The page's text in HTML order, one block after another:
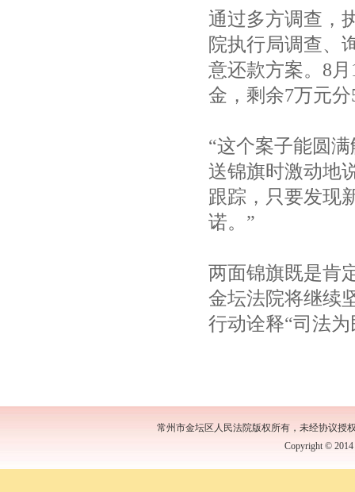
通过多方调查，
院执行局调查、
意还款方案。8
金，剩余7万元
“这个案子能圆
送锦旗时激动地
跟踪，只要发现
诺。”
两面锦旗既是肯
金坛法院将继续
行动诠释“司法
常州市金坛区人民法院版权所有，未经协议授
Copyright © 2014